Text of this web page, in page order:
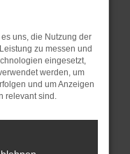
Stand
nur ein
auch dazu
nicht mehr
Schritte versucht
werden
uns, die Nutzung der
zu messen und
eingesetzt,
werden, um
und um Anzeigen
relevant sind.